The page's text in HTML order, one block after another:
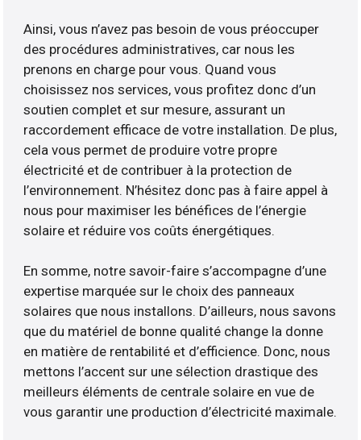
Ainsi, vous n’avez pas besoin de vous préoccuper
des procédures administratives, car nous les
prenons en charge pour vous. Quand vous
choisissez nos services, vous profitez donc d’un
soutien complet et sur mesure, assurant un
raccordement efficace de votre installation. De plus,
cela vous permet de produire votre propre
électricité et de contribuer à la protection de
l’environnement. N’hésitez donc pas à faire appel à
nous pour maximiser les bénéfices de l’énergie
solaire et réduire vos coûts énergétiques.
En somme, notre savoir-faire s’accompagne d’une
expertise marquée sur le choix des panneaux
solaires que nous installons. D’ailleurs, nous savons
que du matériel de bonne qualité change la donne
en matière de rentabilité et d’efficience. Donc, nous
mettons l’accent sur une sélection drastique des
meilleurs éléments de centrale solaire en vue de
vous garantir une production d’électricité maximale.